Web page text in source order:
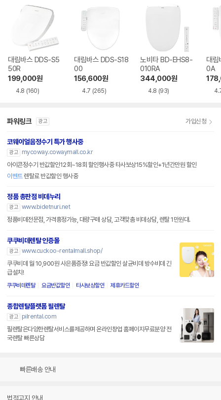
대림바스 DDS-S5
50R
199,000원
4.8 (160)
대림바스 DDS-S18
00
156,600원
4.7 (265)
노비타 BD-EHS8-
010RA
344,000원
4.8 (93)
대림
0A
파워링크 광고 가입신청
코웨이얼음정수기 특가 행사중
광고
mycoway.cowaymall.co.kr
아이콘정수기 반값할인12회~18회 할인행사중 타사보상15%할인+1년간만원 할인
이벤트렌탈료 반값할인 행사중
정품 총판점 비데누리
광고 www.bidetnuri.net
정품비데전문점, 가격흥정가능, 대량구매 상담, 고객맞춤 비데상담, 렌탈 1만원대.
쿠쿠비데렌탈 인증몰
광고 www.cuckoo-rentalmall.shop/
쿠쿠비데 월 10,900원 사은품증정! 요금 반값할인 살균비데 방수비데 긴
급설치!
쿠쿠비데렌탈 요금반값할인 타사보상할인 제휴카드할인
종합렌탈플랫폼 필렌탈
광고
pilrental.com
필렌탈은다양한렌탈서비스를제공하며 온라인창업 홈페이지무료분양 전
국렌탈 빠른상담
빠른배송 안내
법적고지 안내